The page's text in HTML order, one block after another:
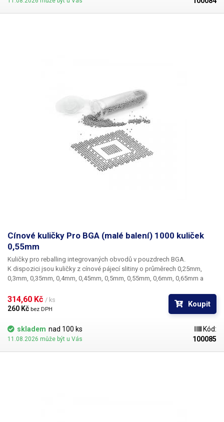
Cínové kuličky Pro BGA (malé balení) 1000 kuliček
0,55mm
Kuličky pro reballing integrovaných obvodů v pouzdrech BGA.
K dispozici jsou kuličky z cínové pájecí slitiny o průměrech 0,25mm,
0,3mm, 0,35mm, 0,4mm, 0,45mm, 0,5mm, 0,55mm, 0,6mm, 0,65mm a
BGA mřížky pro překuličkování. Ampule obsahuje vždy 1000 kusů
kuliček o daném průměru.
314,60 Kč / ks
260 Kč bez DPH
Koupit
skladem nad 100 ks
11.08.2026 může být u Vás
Kód:
100085